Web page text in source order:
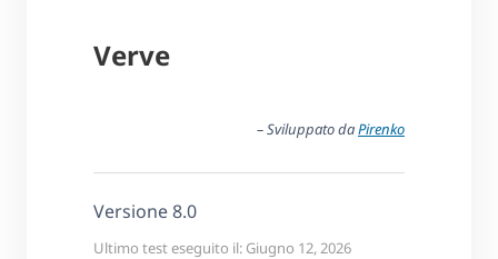
Verve
– Sviluppato daPirenko
Versione 8.0
Ultimo test eseguito il: Giugno 12, 2026